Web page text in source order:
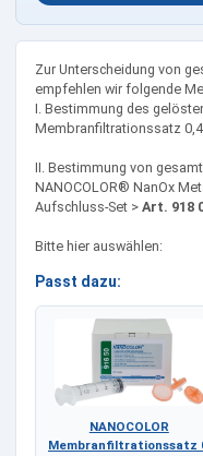
Zur Unterscheidung von
empfehlen wir folgende
I. Bestimmung des
Membranfiltrationssatz
II. Bestimmung von
NANOCOLOR® NanOx
Aufschluss-Set > Art. 918
Bitte hier auswählen:
Passt dazu:
NANOCOLOR
Membranfiltrationssatz